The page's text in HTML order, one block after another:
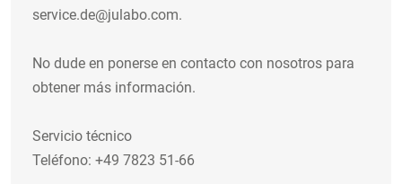
service.de@julabo.com.
No dude en ponerse en contacto con nosotros para
obtener más información.
Servicio técnico
Teléfono: +49 7823 51-66